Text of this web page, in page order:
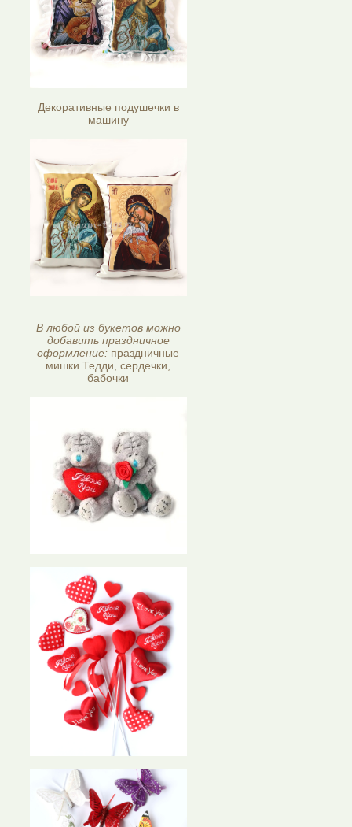
Декоративные подушечки в
машину
В любой из букетов можно
добавить праздничное
оформление: праздничные
мишки Тедди, сердечки,
бабочки